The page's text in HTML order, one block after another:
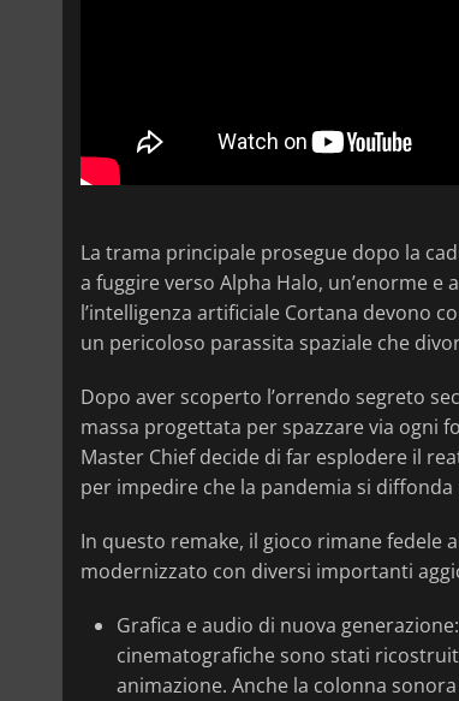
La trama principale prosegue dopo la
a fuggire verso Alpha Halo, un’enorme
l’intelligenza artificiale Cortana devono
un pericoloso parassita spaziale che
Dopo aver scoperto l’orrendo segreto
massa progettata per spazzare via ogni
Master Chief decide di far esplodere il
per impedire che la pandemia si diffonda
In questo remake, il gioco rimane
modernizzato con diversi importanti
Grafica e audio di nuova
cinematografiche sono stati
animazione. Anche la colonna